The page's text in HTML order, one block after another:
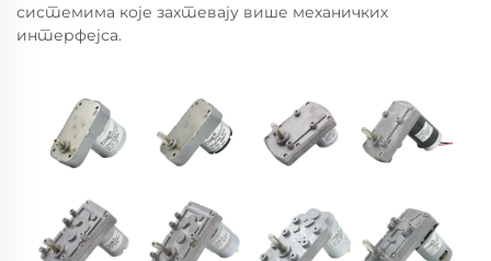
системима које захтевају више механичких
интерфејса.